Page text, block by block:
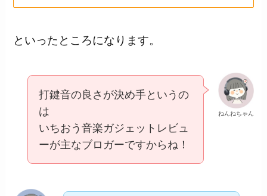
といったところになります。
ねんねちゃん
打鍵音の良さが決め手というの
は
いちおう音楽ガジェットレビュ
ーが主なブロガーですからね！